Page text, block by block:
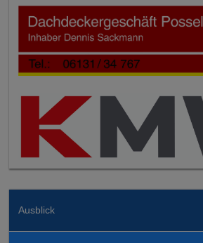
Ausblick